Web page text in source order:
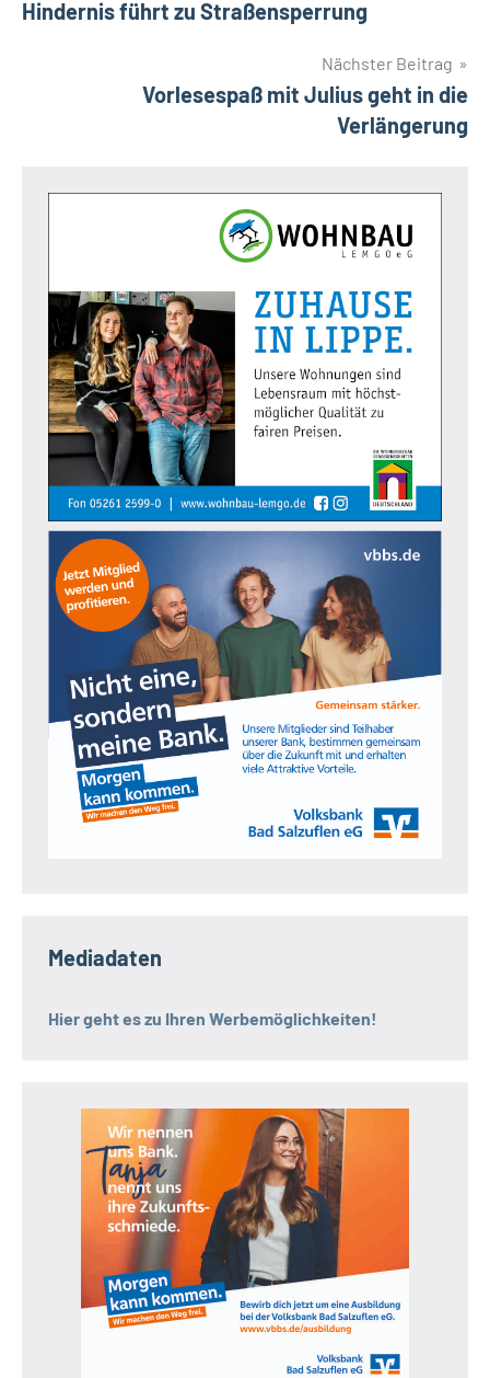
Hindernis führt zu Straßensperrung
Nächster Beitrag
Vorlesespaß mit Julius geht in die
Verlängerung
Mediadaten
Hier geht es zu Ihren Werbemöglichkeiten!